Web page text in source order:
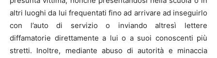
altri luoghi da lui frequentati fino ad arrivare ad inseguirlo
con l’auto di servizio o inviando altresì lettere
diffamatorie direttamente a lui o a suoi conoscenti più
stretti. Inoltre, mediante abuso di autorità e minaccia